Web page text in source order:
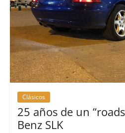
Clásicos
25 años de un
Benz SLK